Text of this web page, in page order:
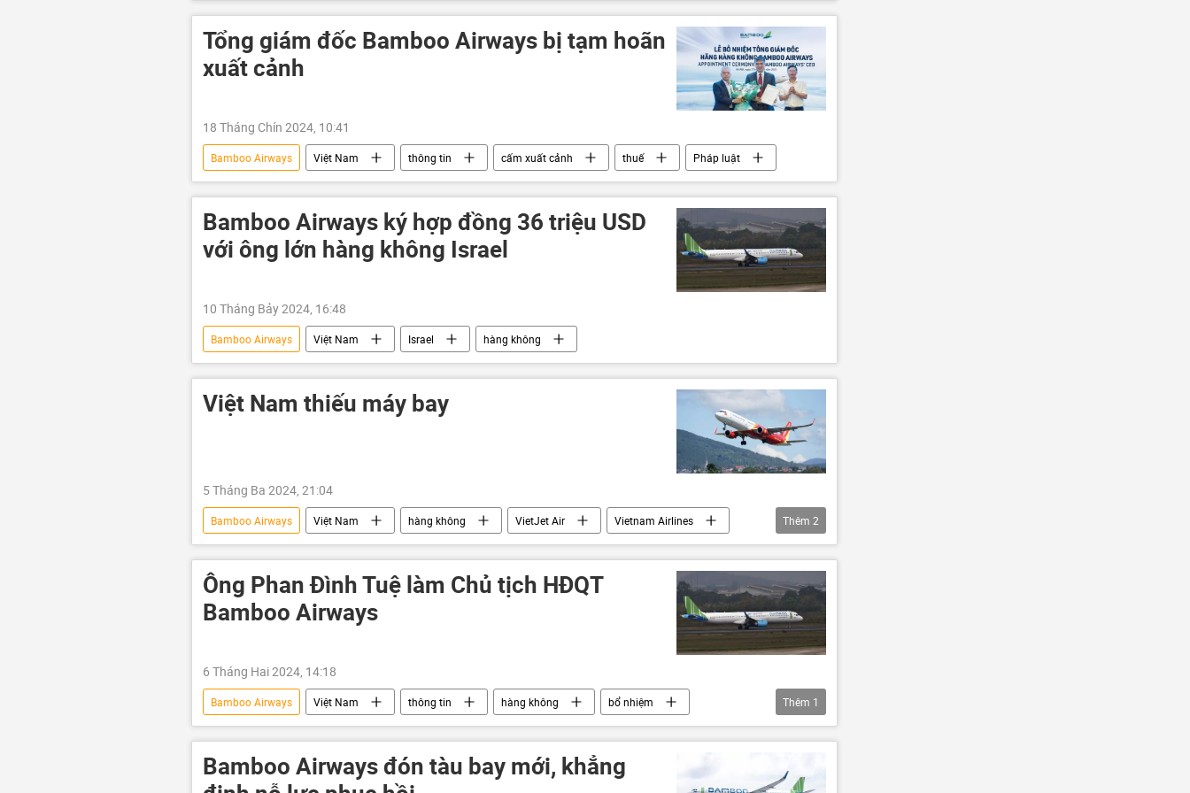
Tổng giám đốc Bamboo Airways bị tạm hoãn
xuất cảnh
18 Tháng Chín 2024, 10:41
Bamboo Airways Việt Nam thông tin cấm xuất cảnh thuế Pháp luật
Bamboo Airways ký hợp đồng 36 triệu USD
với ông lớn hàng không Israel
10 Tháng Bảy 2024, 16:48
Bamboo Airways Việt Nam Israel hàng không
Việt Nam thiếu máy bay
5 Tháng Ba 2024, 21:04
Bamboo Airways Việt Nam hàng không VietJet Air
Vietnam Airlines
Cục Hàng không Việt Nam
Hàng Không Việt Nam
Thêm 2
Ông Phan Đình Tuệ làm Chủ tịch HĐQT
Bamboo Airways
6 Tháng Hai 2024, 14:18
Bamboo Airways Việt Nam thông tin hàng không
bổ nhiệm
tuyển chọn, bổ nhiệm
Thêm 1
Bamboo Airways đón tàu bay mới, khẳng